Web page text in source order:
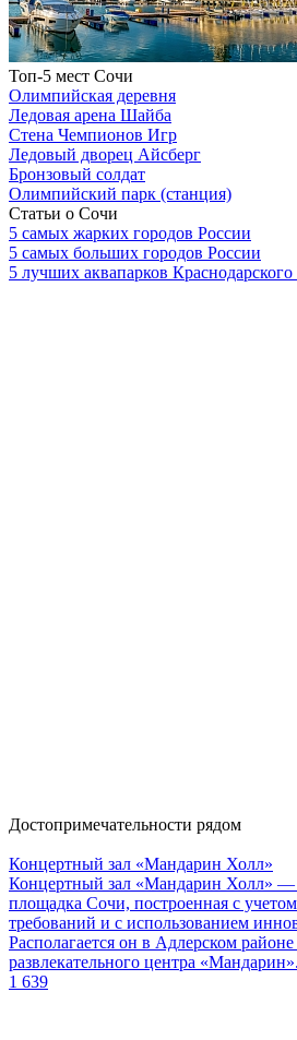
Топ-5 мест Сочи
Олимпийская деревня
Ледовая арена Шайба
Стена Чемпионов Игр
Ледовый дворец Айсберг
Бронзовый солдат
Олимпийский парк (станция)
Статьи о Сочи
5 самых жарких городов России
5 самых больших городов России
5 лучших аквапарков
Достопримечательности рядом
Концертный зал «Мандарин Холл»
Концертный зал «Мандарин Холл» —
площадка Сочи, построенная с
требований и с использованием
Располагается он в Адлерском
развлекательного центра «Мандарин».
1 639